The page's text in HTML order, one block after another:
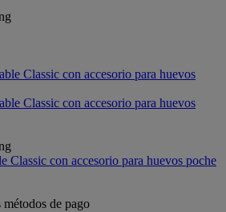
Classic con accesorio para huevos poche
de pago